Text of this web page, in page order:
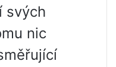
svých
nic